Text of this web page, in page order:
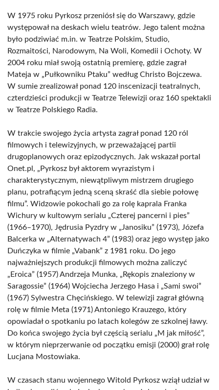
W 1975 roku Pyrkosz przeniósł się do Warszawy, gdzie
występował na deskach wielu teatrów. Jego talent można
było podziwiać m.in. w Teatrze Polskim, Studio,
Rozmaitości, Narodowym, Na Woli, Komedii i Ochoty. W
2004 roku miał swoją ostatnią premierę, gdzie zagrał
Mateja w „Pułkowniku Ptaku” według Christo Bojczewa.
W sumie zrealizował ponad 120 inscenizacji teatralnych,
czterdzieści produkcji w Teatrze Telewizji oraz 160 spektakli
w Teatrze Polskiego Radia.
W trakcie swojego życia artysta zagrał ponad 120 ról
filmowych i telewizyjnych, w przeważającej partii
drugoplanowych oraz epizodycznych. Jak wskazał portal
Onet.pl, „Pyrkosz był aktorem wyrazistym i
charakterystycznym, niewątpliwym mistrzem drugiego
planu, potrafiącym jedną sceną skraść dla siebie połowę
filmu”. Widzowie pokochali go za rolę kaprala Franka
Wichury w kultowym serialu „Czterej pancerni i pies”
(1966–1970), Jędrusia Pyzdry w „Janosiku” (1973), Józefa
Balcerka w „Alternatywach 4” (1983) oraz jego występ jako
Duńczyka w filmie „Vabank” z 1981 roku. Do jego
najważniejszych produkcji filmowych można zaliczyć
„Eroica” (1957) Andrzeja Munka, „Rękopis znaleziony w
Saragossie” (1964) Wojciecha Jerzego Hasa i „Sami swoi”
(1967) Sylwestra Chęcińskiego. W telewizji zagrał główną
rolę w filmie Meta (1971) Antoniego Krauzego, który
opowiadał o spotkaniu po latach kolegów ze szkolnej ławy.
Do końca swojego życia był częścią serialu „M jak miłość”,
w którym nieprzerwanie od początku emisji (2000) grał rolę
Lucjana Mostowiaka.
W czasach stanu wojennego Witold Pyrkosz wziął udział w